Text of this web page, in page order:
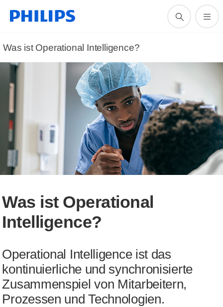
Was ist Operational Intelligence?
Was ist Operational
Intelligence?
Operational Intelligence ist das
kontinuierliche und synchronisierte
Zusammenspiel von Mitarbeitern,
Prozessen und Technologien.